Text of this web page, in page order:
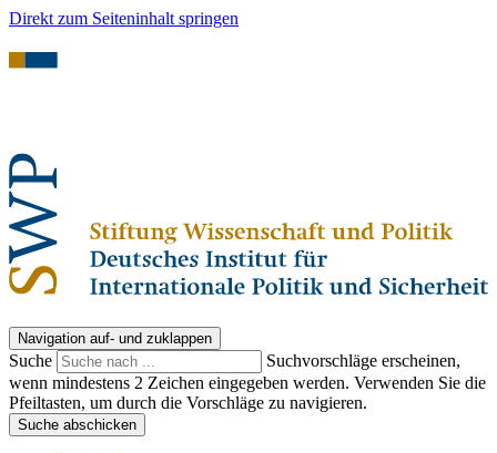
Direkt zum Seiteninhalt springen
Navigation auf- und zuklappen
Suche
Suchvorschläge erscheinen,
wenn mindestens 2 Zeichen eingegeben werden. Verwenden Sie die
Pfeiltasten, um durch die Vorschläge zu navigieren.
Suche abschicken